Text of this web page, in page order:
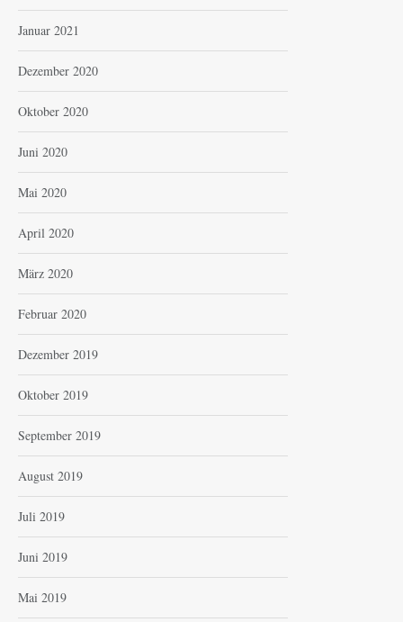
Januar 2021
Dezember 2020
Oktober 2020
Juni 2020
Mai 2020
April 2020
März 2020
Februar 2020
Dezember 2019
Oktober 2019
September 2019
August 2019
Juli 2019
Juni 2019
Mai 2019